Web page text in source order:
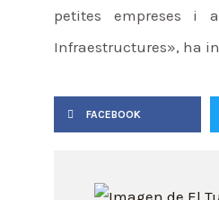
petites empreses i
Infraestructures», ha
FACEBOOK